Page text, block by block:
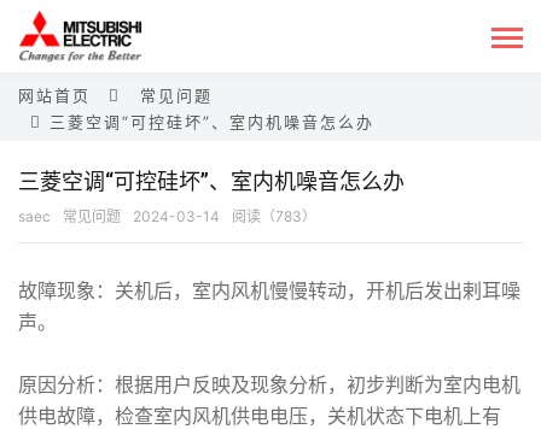
网站首页
常见问题
三菱空调“可控硅坏”、室内机噪音怎么办
三菱空调“可控硅坏”、室内机噪音怎么办
saec 常见问题 2024-03-14 阅读（783）
故障现象：关机后，室内风机慢慢转动，开机后发出剌耳噪
声。
原因分析：根据用户反映及现象分析，初步判断为室内电机
供电故障，检查室内风机供电电压，关机状态下电机上有